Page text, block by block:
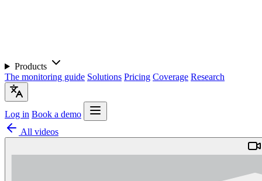
Products
The monitoring guide Solutions Pricing Coverage Research
Log in Book a demo
All videos